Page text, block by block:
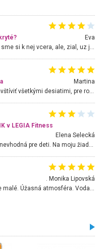
Eva
Hojdacka v Krpelanoch uz nie je, vysli sme si k nej vcera, ale, zial, uz je znicena. Ak sem planujete cestu len kvoli hojdacke, mozete si ju usetrit. Krasny vyhlad je tu vsak aj bez hojdacky :-)
Martina
Nádherné miesto ktoré odporúčam navštíviť všetkými desiatimi, pre rodiny s deťmi, dôchodcom... Proste a jednoducho ozaj rozprávkový les.. určite ešte prídeme. Odniesli sme si na pamiatku krásne tričká,
v LEGIA Fitness
Elena Selecká
. Monika Lipovská
Úžasné prostredie, napriek tomu, že je malé. Úžasná atmosféra. Voda fantastická a nádherná. Ľudí je pomerne veľa, ale su mili a ohľaduplní. Je veľmi zaujímavé sledovať, ako dokážu spolu športovať cudzí ľudia a bez ohľadu na vek. Vládne tu pohoda. Vnuka neviem dostať z vody. Ďakujem za krásny deň . Urcite sa sem vrátim. Jediný problém je s parkovaním, ale aj ten sa mi podarilo vyriešiť. Monika Bratislava